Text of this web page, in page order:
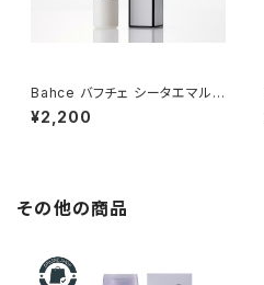
Bahce バフチェ シータエマル
ジョン 100g ーストレスを感じ
ながらも忙しく過ごす女性を応
¥2,200
その他の商品